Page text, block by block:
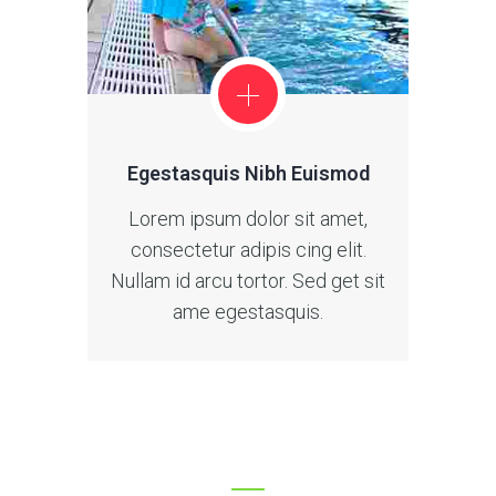
Egestasquis Nibh Euismod
Lorem ipsum dolor sit amet,
consectetur adipis cing elit.
Nullam id arcu tortor. Sed get sit
ame egestasquis.